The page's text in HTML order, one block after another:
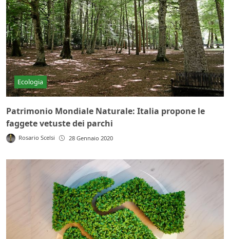
Ecologia
Patrimonio Mondiale Naturale: Italia propone le
faggete vetuste dei parchi
Rosario Scelsi 28 Gennaio 2020